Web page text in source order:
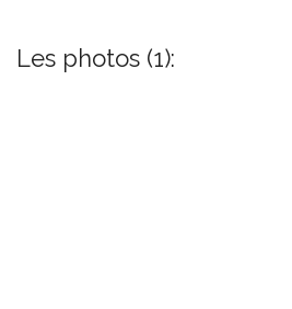
Les photos (1):